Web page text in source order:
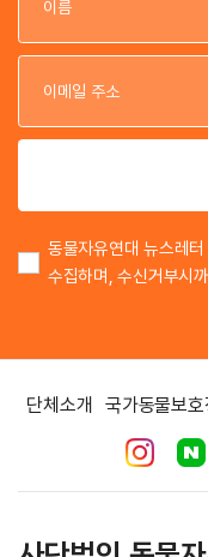
동물자유연대 뉴스레
수집하며, 수신거부시
단체소개 국가동물보호